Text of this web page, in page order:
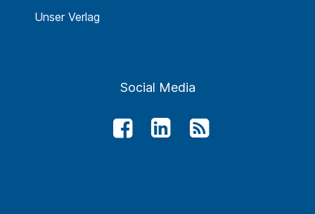
Unser Verlag
Social Media